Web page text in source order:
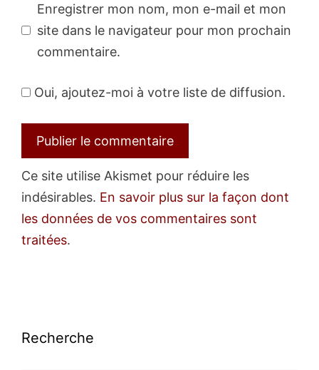
Enregistrer mon nom, mon e-mail et mon
site dans le navigateur pour mon prochain
commentaire.
Oui, ajoutez-moi à votre liste de diffusion.
Ce site utilise Akismet pour réduire les
indésirables. En savoir plus sur la façon dont
les données de vos commentaires sont
traitées.
Recherche